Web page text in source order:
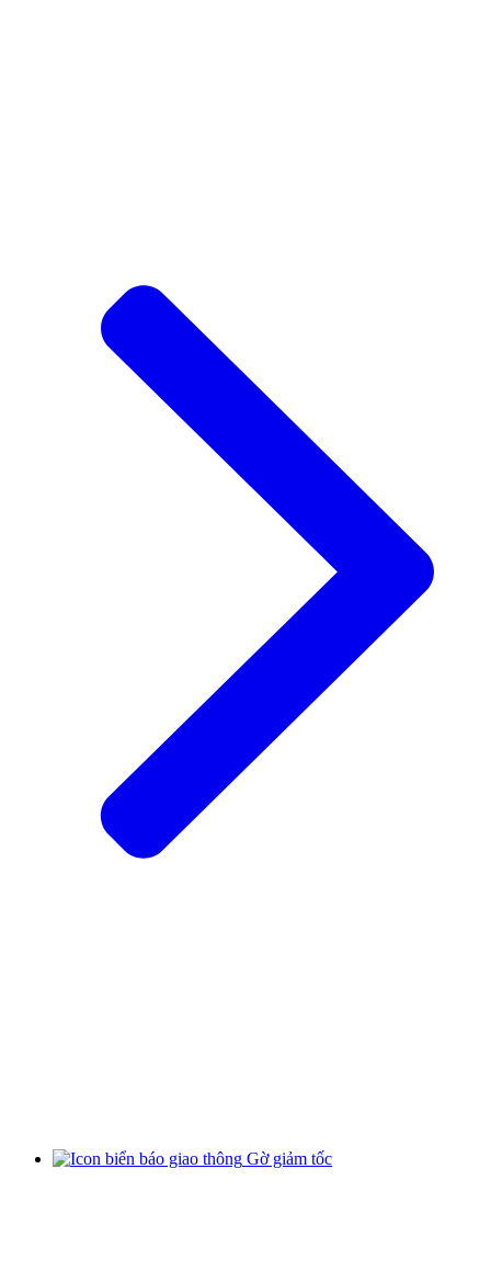
Gờ giảm tốc